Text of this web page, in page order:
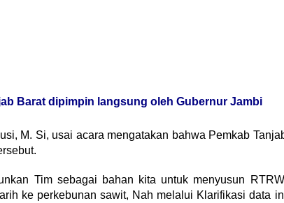
Barat dipimpin langsung oleh Gubernur Jambi
M. Si, usai acara mengatakan bahwa Pemkab
Tim sebagai bahan kita untuk menyusun
ke perkebunan sawit, Nah melalui Klarifikasi data